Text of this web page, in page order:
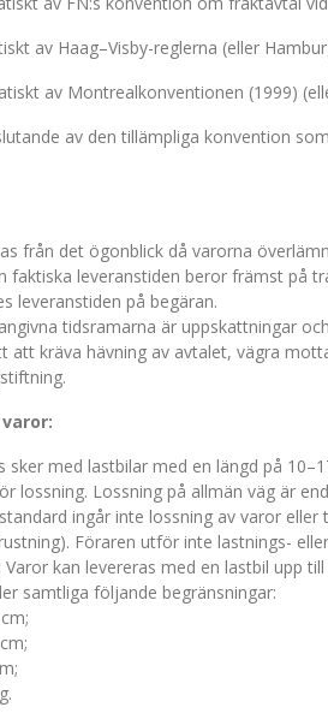
av Haag–Visby-reglerna (eller
av Montrealkonventionen (1999)
av den tillämpliga konvention
från det ögonblick då varorna
faktiska leveranstiden beror främst på
leveranstiden på begäran.
tidsramarna är uppskattningar
att kräva hävning av avtalet, vägra
sker med lastbilar med en längd på
lossning. Lossning på allmän väg är
ingår inte lossning av varor
Föraren utför inte lastnings-
Varor kan levereras med en lastbil upp
samtliga följande begränsningar: